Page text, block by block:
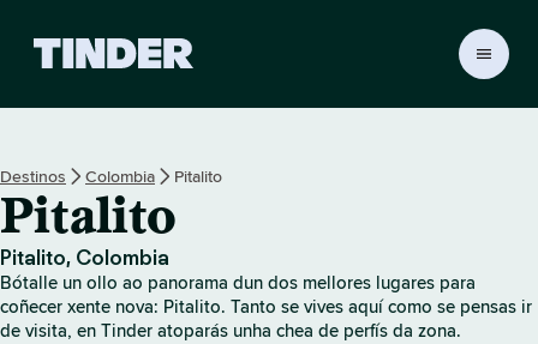
r
e
Destinos Colombia Pitalito
Pitalito
Pitalito, Colombia
Bótalle un ollo ao panorama dun dos mellores lugares para
coñecer xente nova: Pitalito. Tanto se vives aquí como se pensas ir
de visita, en Tinder atoparás unha chea de perfís da zona.